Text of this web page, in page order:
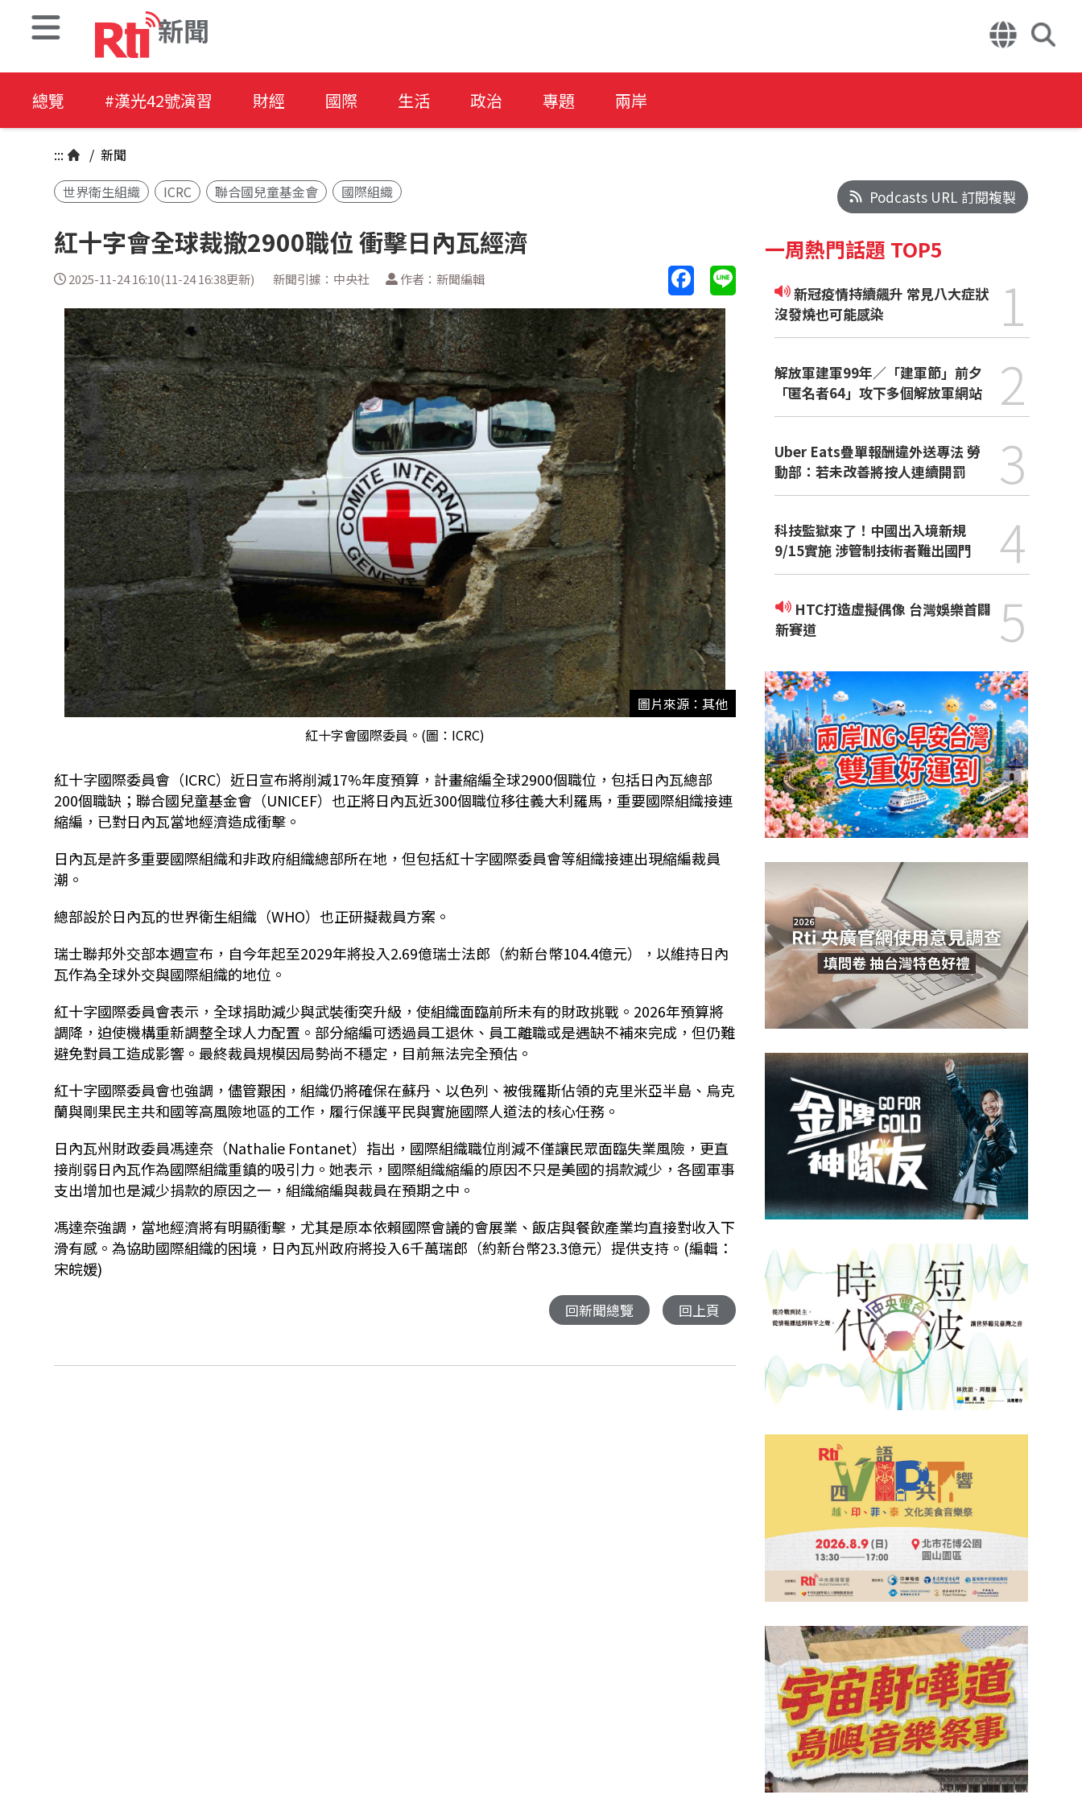
新聞
總覽 #漢光42號演習 財經 國際 生活 政治 專題 兩岸
::: / 新聞
世界衛生組織
ICRC 聯合國兒童基金會 國際組織
紅十字會全球裁撤2900職位 衝擊日內瓦經濟
2025-11-24 16:10(11-24 16:38更新) 新聞引據：中央社 作者：新聞編輯
圖片來源：其他
紅十字會國際委員。(圖：ICRC)
紅十字國際委員會（ICRC）近日宣布將削減17%年度預算，計畫縮編全球2900個職位，包括日內瓦總部
200個職缺；聯合國兒童基金會（UNICEF）也正將日內瓦近300個職位移往義大利羅馬，重要國際組織接連
縮編，已對日內瓦當地經濟造成衝擊。
日內瓦是許多重要國際組織和非政府組織總部所在地，但包括紅十字國際委員會等組織接連出現縮編裁員
潮。
總部設於日內瓦的世界衛生組織（WHO）也正研擬裁員方案。
瑞士聯邦外交部本週宣布，自今年起至2029年將投入2.69億瑞士法郎（約新台幣104.4億元），以維持日內
瓦作為全球外交與國際組織的地位。
紅十字國際委員會表示，全球捐助減少與武裝衝突升級，使組織面臨前所未有的財政挑戰。 2026年預算將
調降，迫使機構重新調整全球人力配置。部分縮編可透過員工退休、員工離職或是遇缺不補來完成，但仍難
避免對員工造成影響。最終裁員規模因局勢尚不穩定，目前無法完全預估。
紅十字國際委員會也強調，儘管艱困，組織仍將確保在蘇丹、以色列、被俄羅斯佔領的克里米亞半島、烏克
蘭與剛果民主共和國等高風險地區的工作，履行保護平民與實施國際人道法的核心任務。
日內瓦州財政委員馮達奈（Nathalie Fontanet）指出，國際組織職位削減不僅讓民眾面臨失業風險，更直
接削弱日內瓦作為國際組織重鎮的吸引力。她表示，國際組織縮編的原因不只是美國的捐款減少，各國軍事
支出增加也是減少捐款的原因之一，組織縮編與裁員在預期之中。
馮達奈強調，當地經濟將有明顯衝擊，尤其是原本依賴國際會議的會展業、飯店與餐飲產業均直接對收入下
滑有感。為協助國際組織的困境，日內瓦州政府將投入6千萬瑞郎（約新台幣23.3億元）提供支持。(編輯：
宋皖媛)
回新聞總覽 回上頁
Podcasts URL 訂閱複製
一周熱門話題 TOP5
新冠疫情持續飆升 常見八大症狀
沒發燒也可能感染
1
解放軍建軍99年／「建軍節」前夕
「匿名者64」攻下多個解放軍網站
2
Uber Eats疊單報酬違外送專法 勞
動部：若未改善將按人連續開罰
3
科技監獄來了！中國出入境新規
9/15實施 涉管制技術者難出國門
4
新賽道
5